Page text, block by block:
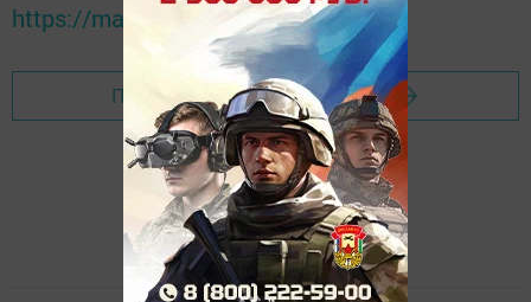
https://max.ru/tatmedia
Перейти на страницу новости